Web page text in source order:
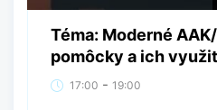
Téma: Moderné
pomôcky a ich
17:00 - 19:00